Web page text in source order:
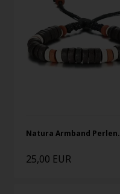
Natura Armband Perlen.
25,00 EUR